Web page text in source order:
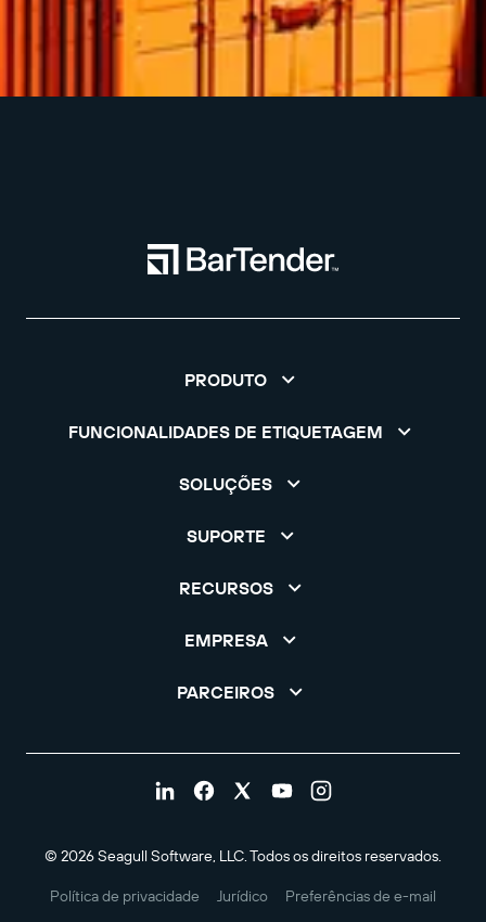
PRODUTO
FUNCIONALIDADES DE ETIQUETAGEM
SOLUÇÕES
SUPORTE
RECURSOS
EMPRESA
PARCEIROS
© 2026 Seagull Software, LLC. Todos os direitos reservados.
Política de privacidade Jurídico Preferências de e-mail